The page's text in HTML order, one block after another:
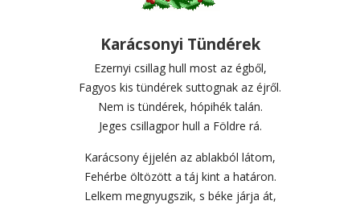
Karácsonyi Tündérek
Ezernyi csillag hull most az égből,
Fagyos kis tündérek suttognak az éjről.
Nem is tündérek, hópihék talán.
Jeges csillagpor hull a Földre rá.
Karácsony éjjelén az ablakból látom,
Fehérbe öltözött a táj kint a határon.
Lelkem megnyugszik, s béke járja át,